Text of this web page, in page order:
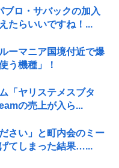
ロ・サバックの加入
たらいいですね！...
ーマニア国境付近で爆
う機種」！
「ヤリステメスブタ
の売上が入ら...
さい」と町内会のミー
てしまった結果…...